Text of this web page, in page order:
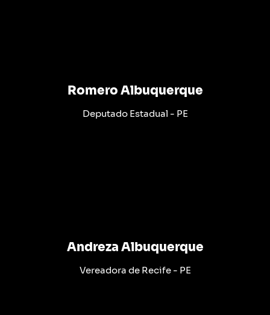
Romero Albuquerque
Deputado Estadual - PE
Andreza Albuquerque
Vereadora de Recife - PE